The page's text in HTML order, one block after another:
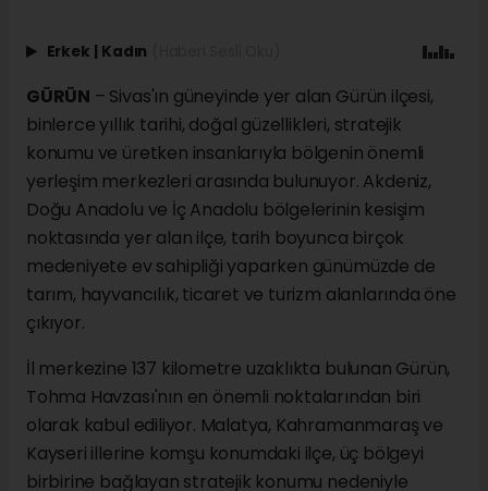
Erkek | Kadın
GÜRÜN – Sivas'ın güneyinde yer alan Gürün ilçesi,
binlerce yıllık tarihi, doğal güzellikleri, stratejik
konumu ve üretken insanlarıyla bölgenin önemli
yerleşim merkezleri arasında bulunuyor. Akdeniz,
Doğu Anadolu ve İç Anadolu bölgelerinin kesişim
noktasında yer alan ilçe, tarih boyunca birçok
medeniyete ev sahipliği yaparken günümüzde de
tarım, hayvancılık, ticaret ve turizm alanlarında öne
çıkıyor.
İl merkezine 137 kilometre uzaklıkta bulunan Gürün,
Tohma Havzası'nın en önemli noktalarından biri
olarak kabul ediliyor. Malatya, Kahramanmaraş ve
Kayseri illerine komşu konumdaki ilçe, üç bölgeyi
birbirine bağlayan stratejik konumu nedeniyle